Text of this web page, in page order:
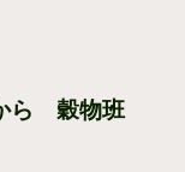
ら 穀物班